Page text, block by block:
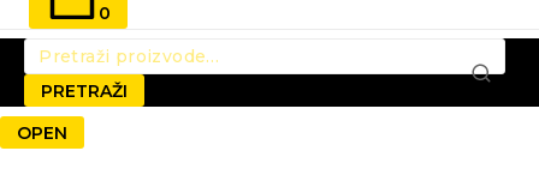
0
Pretraži:
PRETRAŽI
OPEN